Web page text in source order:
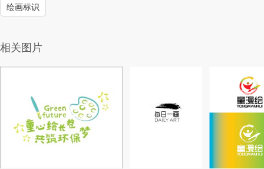
绘画标识
相关图片